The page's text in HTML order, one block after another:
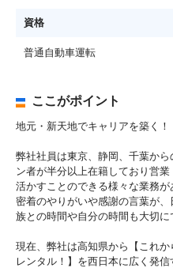
資格
普通自動車運転
ここがポイント
地元・新天地でキャリアを築く！
弊社社員は東京、静岡、千葉か
ン者が半分以上在籍しており営
活かすことのできる様々な業務
密着のやりがいや感謝の言葉が
族との時間や自分の時間も大切に
現在、弊社は高知県から【これ
レンタル！】を西日本に広く発